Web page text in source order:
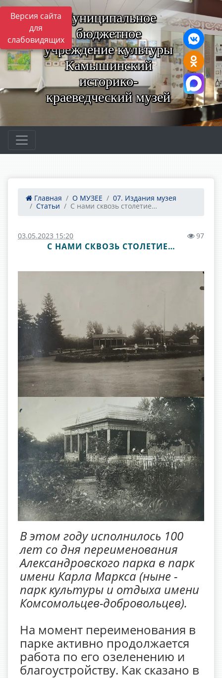
Версия сайта
для
слабовидящих
Муниципальное
бюджетное
учреждение культуры
Камышинский
историко-
краеведческий музей
Главная О МУЗЕЕ
07. Издания музея
Статьи
С нами сквозь столетие…
03.05.2023 15:20 97
С НАМИ СКВОЗЬ СТОЛЕТИЕ…
В этом году исполнилось 100
лет со дня переименования
Александровского парка в парк
имени Карла Маркса (ныне -
парк культуры и отдыха имени
Комсомольцев-добровольцев).
На момент переименования в
парке активно продолжается
работа по его озеленению и
благоустройству. Как сказано в